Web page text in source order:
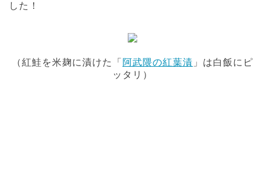
した！
（紅鮭を米麹に漬けた「 阿武隈の紅葉漬 」は白飯にピ
ッタリ）